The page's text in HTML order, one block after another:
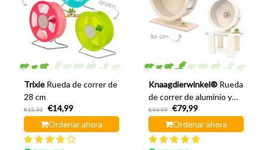
Trixie Rueda de correr de
28 cm
€15,99
€14,99
Ordenar ahora
Knaagdierwinkel® Rueda
de correr de aluminio y
madera
€99,99
€79,99
Ordenar ahora